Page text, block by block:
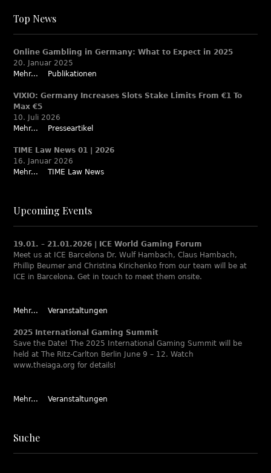
Top News
Online Gambling in Germany: What to Expect in 2025
20. Januar 2025
Mehr...
Publikationen
VIXIO: Germany Increases Slots Stake Limits From €1 To
Max €5
10. Juli 2026
Mehr...
Presseartikel
TIME Law News 01 | 2026
16. Januar 2026
Mehr...
TIME Law News
Upcoming Events
19.01. – 21.01.2026 | ICE World Gaming Forum
Meet us at ICE Barcelona Dr. Wulf Hambach, Claus Hambach,
Phillip Beumer and Christina Kirichenko from our team will be at
ICE in Barcelona. Get in touch to meet them onsite.
Mehr... Veranstaltungen
2025 International Gaming Summit
Save the Date! The 2025 International Gaming Summit will be
held at The Ritz-Carlton Berlin June 9 – 12. Watch
www.theiaga.org for details!
Mehr... Veranstaltungen
Suche